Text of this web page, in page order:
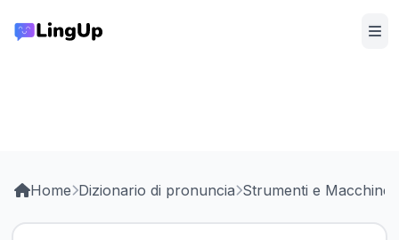
Home Dizionario di pronuncia Strumenti e Macchine